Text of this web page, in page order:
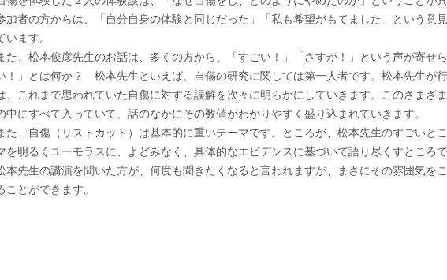
加者の方からは、「自分自身の体験と同じだった」「私も希望がもてました」という意
います。
た、松本俊彦先生のお話は、多くの方から、「すごい！」「さすが！」という声が寄せ
！」とは何か？ 松本先生といえば、自傷の研究に関しては第一人者です。松本先生が
、これまで思われていた自傷に対する誤解を次々に明らかにしていきます。このさまざ
中にすべて入っていて、話のなかにその数値がわかりやすく盛り込まれていきます。
た、自傷（リストカット）は基本的に重いテーマです。ところが、松本先生のすごいと
を明るくユーモラスに、よどみなく、具体的なエビデンスに基づいて語り尽くすところで
本先生の講演を聞いた方が、何度も聞きたくなると言われますが、まさにその雰囲気を
ことができます。